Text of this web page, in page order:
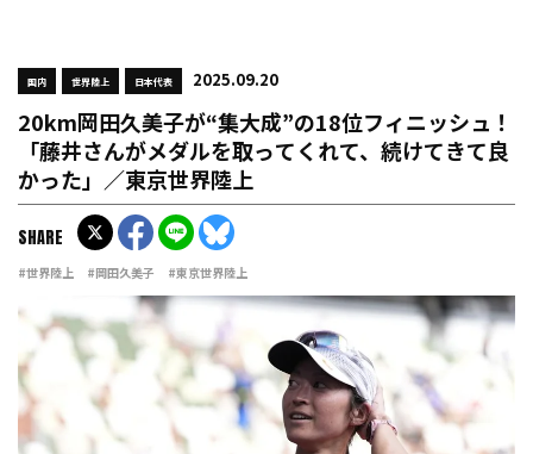
国内 世界陸上 日本代表 2025.09.20
20km岡田久美子が“集大成”の18位フィニッシュ！
「藤井さんがメダルを取ってくれて、続けてきて良
かった」／東京世界陸上
#世界陸上 #岡田久美子 #東京世界陸上
SHARE